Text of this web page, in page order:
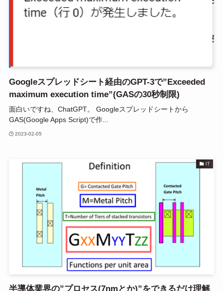
Googleスプレッドシート経由のGPT-3で”Exceeded
maximum execution time”(GASの30秒制限)
面白いですね、ChatGPT。 Googleスプレッドシートから
GAS(Google Apps Script)で作...
2023-02-05
IT
半導体業界の”プロセス(7nmとか)”をできるだけ理解